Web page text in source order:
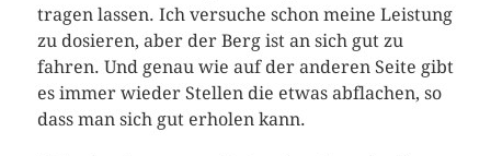
tragen lassen. Ich versuche schon meine Leistung
zu dosieren, aber der Berg ist an sich gut zu
fahren. Und genau wie auf der anderen Seite gibt
es immer wieder Stellen die etwas abflachen, so
dass man sich gut erholen kann.